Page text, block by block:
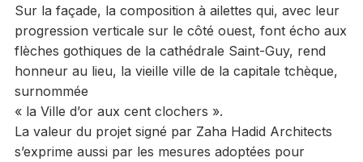
Sur la façade, la composition à ailettes qui, avec leur
progression verticale sur le côté ouest, font écho aux
flèches gothiques de la cathédrale Saint-Guy, rend
honneur au lieu, la vieille ville de la capitale tchèque,
surnommée
« la Ville d’or aux cent clochers ».
La valeur du projet signé par Zaha Hadid Architects
s’exprime aussi par les mesures adoptées pour